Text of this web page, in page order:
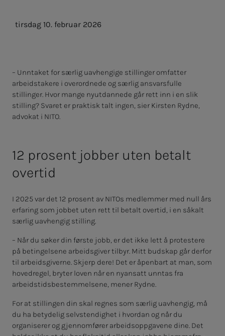
tirsdag 10. februar 2026
– Unntaket for særlig uavhengige stillinger omfatter
arbeidstakere i overordnede og særlig ansvarsfulle
stillinger. Hvor mange nyutdannede går rett inn i en slik
stilling? Svaret er praktisk talt ingen, sier Kirsten Rydne,
advokat i NITO.
12 prosent jobber uten betalt
overtid
I 2025 var det 12 prosent av NITOs medlemmer med null års
erfaring som jobbet uten rett til betalt overtid, i en såkalt
særlig uavhengig stilling.
– Når du søker din første jobb, er det ikke lett å protestere
på betingelsene arbeidsgiver tilbyr. Mitt budskap går derfor
til arbeidsgiverne. Skjerp dere! Det er åpenbart at man, som
hovedregel, bryter loven når en nyansatt unntas fra
arbeidstidsbestemmelsene, mener Rydne.
For at stillingen din skal regnes som særlig uavhengig, må
du ha betydelig selvstendighet i hvordan og når du
organiserer og gjennomfører arbeidsoppgavene dine. Det